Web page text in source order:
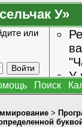
У»
или
У
Поиск
>